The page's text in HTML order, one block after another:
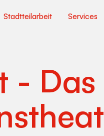
Stadtteilarbeit Services
- Das